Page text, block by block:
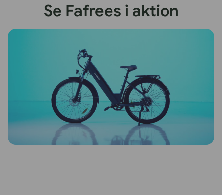
Se Fafrees i aktion